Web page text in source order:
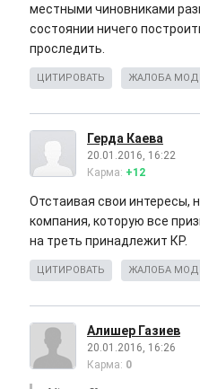
местными чиновниками
состоянии ничего
проследить.
ЦИТИРОВАТЬ ЖАЛОБА
Герда Каева
20.01.2016, 16:22
Карма: +12
Отстаивая свои интересы,
компания, которую все
на треть принадлежит КР.
ЦИТИРОВАТЬ ЖАЛОБА
Алишер Газиев
20.01.2016, 16:26
Карма: 0